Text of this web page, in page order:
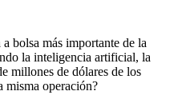
bolsa más importante de la
la inteligencia artificial, la
millones de dólares de los
misma operación?